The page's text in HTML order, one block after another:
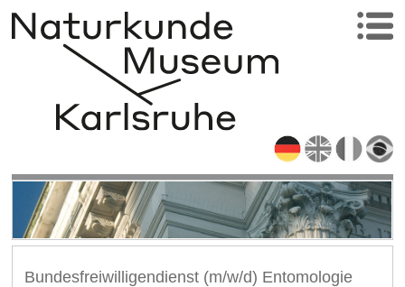
Bundesfreiwilligendienst (m/w/d) Entomologie